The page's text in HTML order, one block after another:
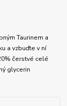
Taurinem a
a vzbuďte v ní
čerstvé celé
glycerin